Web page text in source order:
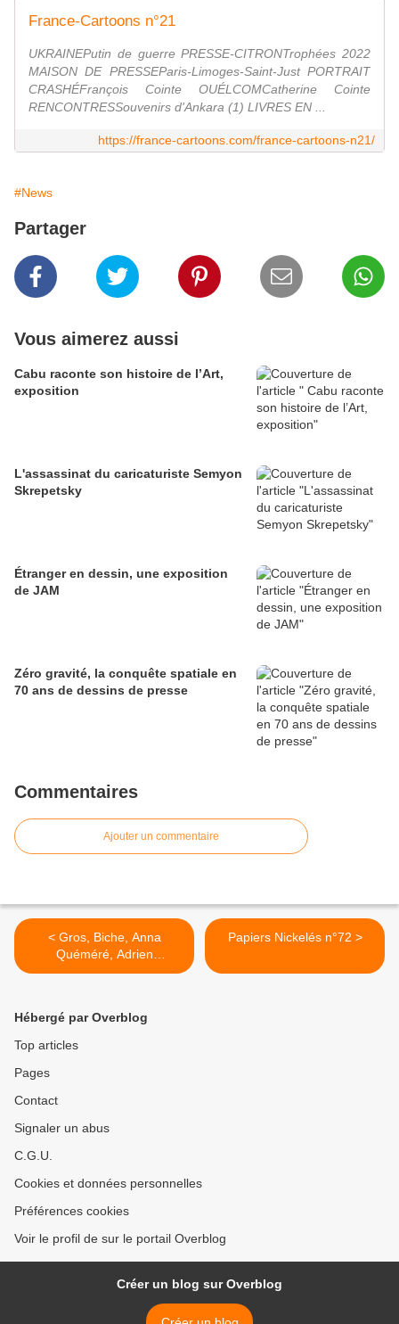
France-Cartoons n°21
UKRAINEPutin de guerre PRESSE-CITRONTrophées 2022
MAISON DE PRESSEParis-Limoges-Saint-Just PORTRAIT
CRASHÉFrançois Cointe OUÉLCOMCatherine Cointe
RENCONTRESSouvenirs d'Ankara (1) LIVRES EN ...
https://france-cartoons.com/france-cartoons-n21/
#News
Partager
Vous aimerez aussi
Cabu raconte son histoire de l’Art,
exposition
L'assassinat du caricaturiste Semyon
Skrepetsky
Étranger en dessin, une exposition
de JAM
Zéro gravité, la conquête spatiale en
70 ans de dessins de presse
Commentaires
Ajouter un commentaire
< Gros, Biche, Anna
Quéméré, Adrien
Dartiguenave, Udine : les
Papiers Nickelés n°72 >
Hébergé par Overblog
Top articles
Pages
Contact
Signaler un abus
C.G.U.
Cookies et données personnelles
Préférences cookies
Voir le profil de sur le portail Overblog
Créer un blog sur Overblog